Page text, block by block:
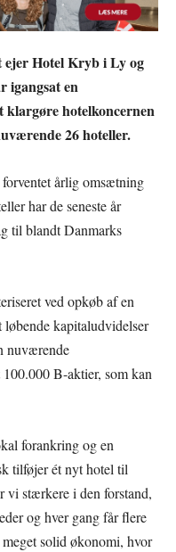
ejer Hotel Kryb i Ly og
igangsat en
klargøre hotelkoncernen
26 hoteller.
årlig omsætning
har de seneste år
til blandt Danmarks
ved opkøb af en
kapitaludvidelser
nuværende
B-aktier, som kan
forankring og en
tilføjer ét nyt hotel til
vi stærkere i den forstand,
og hver gang får flere
meget solid økonomi, hvor